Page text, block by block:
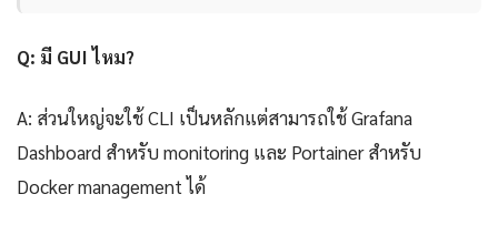
Q: มี GUI ไหม?
A: ส่วนใหญ่จะใช้ CLI เป็นหลักแต่สามารถใช้ Grafana
Dashboard สำหรับ monitoring และ Portainer สำหรับ
Docker management ได้